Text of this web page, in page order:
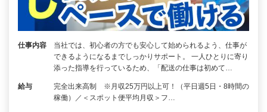
仕事内容
当社では、初心者の方でも安心して始められるよう、仕事が
できるようになるまでしっかりサポート。 一人ひとりに寄り
添った指導を行っているため、「配送の仕事は初めて…
給与
完全出来高制 ※月収25万円以上可！（平日週5日・8時間の
稼働）／＜スポット便平均月収＞フ…